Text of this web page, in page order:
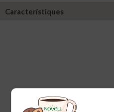
Característiques